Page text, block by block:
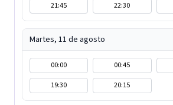
21:45
22:30
Martes, 11 de agosto
00:00 00:45
19:30
20:15